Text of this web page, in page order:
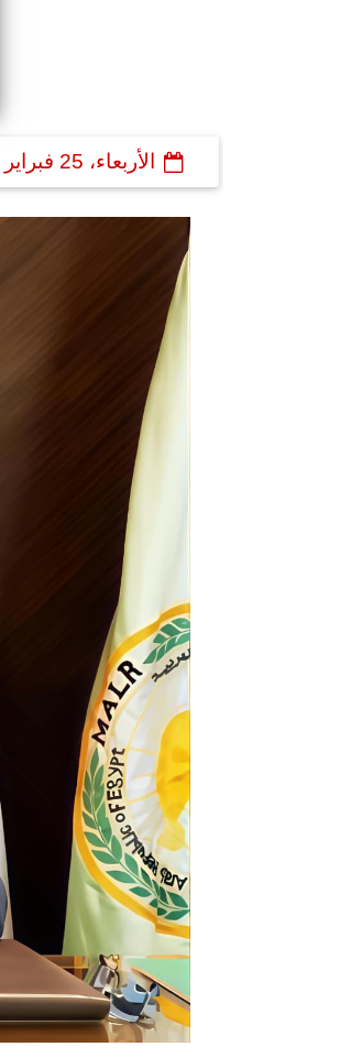
الأربعاء، 25 فبراير 2026